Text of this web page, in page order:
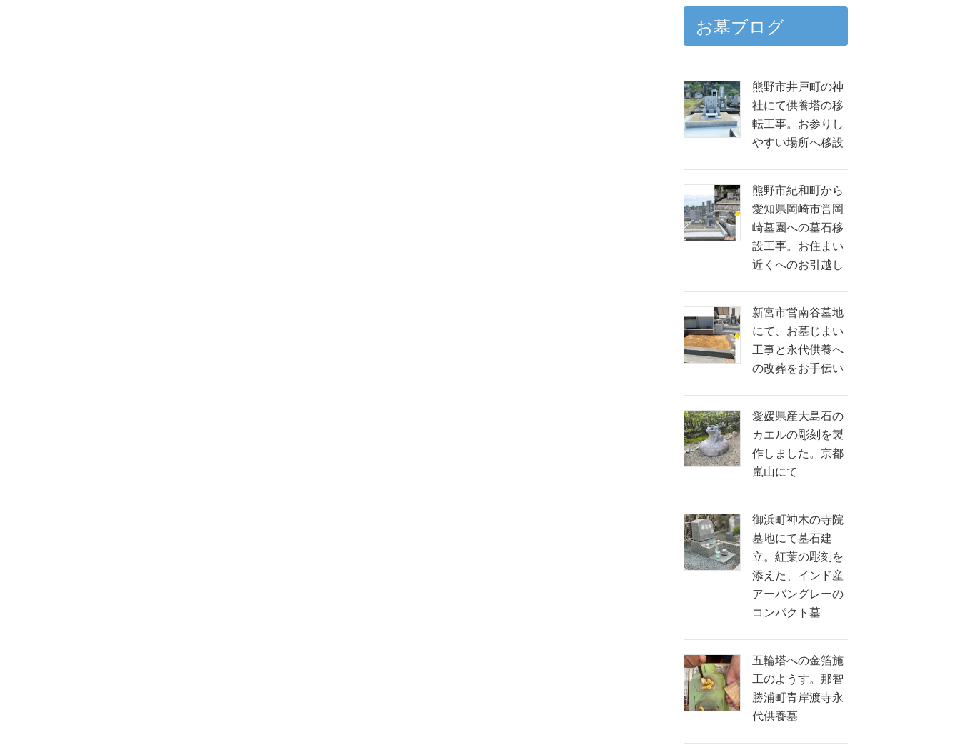
お墓ブログ
熊野市井戸町の神
社にて供養塔の移
転工事。お参りし
やすい場所へ移設
熊野市紀和町から
愛知県岡崎市営岡
崎墓園への墓石移
設工事。お住まい
近くへのお引越し
新宮市営南谷墓地
にて、お墓じまい
工事と永代供養へ
の改葬をお手伝い
愛媛県産大島石の
カエルの彫刻を製
作しました。京都
嵐山にて
御浜町神木の寺院
墓地にて墓石建
立。紅葉の彫刻を
添えた、インド産
アーバングレーの
コンパクト墓
五輪塔への金箔施
工のようす。那智
勝浦町青岸渡寺永
代供養墓